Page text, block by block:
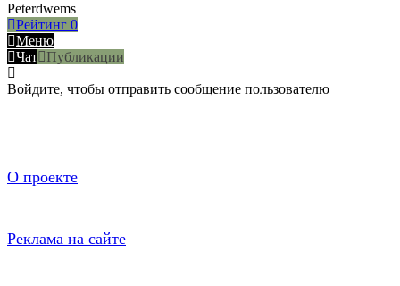
Peterdwems
Рейтинг 0
Меню
Чат Публикации
Войдите, чтобы отправить сообщение пользователю
О проекте
Реклама на сайте